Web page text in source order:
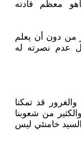
معظم قادته
من دون أن يعلم
عدم نصرته له
قد تمكنا
من شعوبنا
خامنئي ليس